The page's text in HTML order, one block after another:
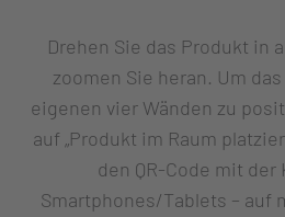
Drehen Sie das Produkt in
zoomen Sie heran. Um
eigenen vier Wänden zu
auf „Produkt im Raum
den QR-Code mit der
Smartphones/Tablets – auf